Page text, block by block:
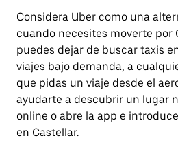
Considera Uber como una
cuando necesites moverte por
puedes dejar de buscar taxis
viajes bajo demanda, a
que pidas un viaje desde el
ayudarte a descubrir un lugar
online o abre la app e
en Castellar.